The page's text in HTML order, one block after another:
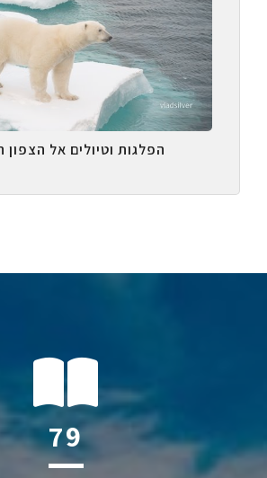
הפלגות וטיולים אל הצפון
114